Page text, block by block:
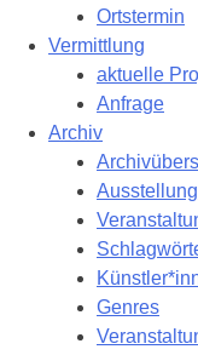
Ortstermin
Vermittlung
aktuelle
Anfrage
Archiv
Genres